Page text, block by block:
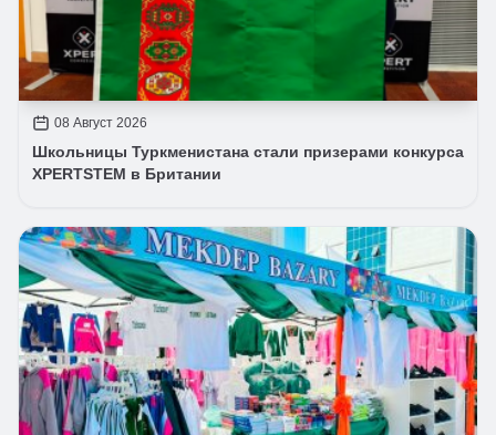
08 Август 2026
Школьницы Туркменистана стали призерами конкурса
XPERTSTEM в Британии